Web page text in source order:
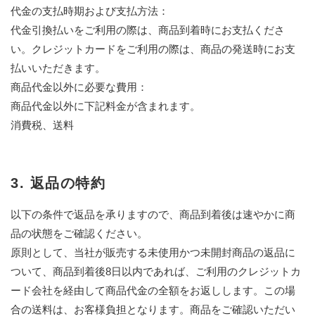
代金の支払時期および支払方法：
代金引換払いをご利用の際は、商品到着時にお支払くださ
い。クレジットカードをご利用の際は、商品の発送時にお支
払いいただきます。
商品代金以外に必要な費用：
商品代金以外に下記料金が含まれます。
消費税、送料
3. 返品の特約
以下の条件で返品を承りますので、商品到着後は速やかに商
品の状態をご確認ください。
原則として、当社が販売する未使用かつ未開封商品の返品に
ついて、商品到着後8日以内であれば、ご利用のクレジットカ
ード会社を経由して商品代金の全額をお返しします。この場
合の送料は、お客様負担となります。商品をご確認いただい